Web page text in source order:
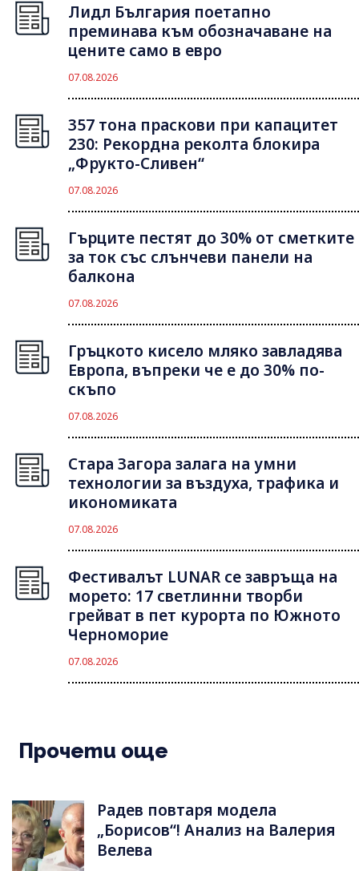
Лидл България поетапно
преминава към обозначаване на
цените само в евро
07.08.2026
357 тона праскови при капацитет
230: Рекордна реколта блокира
„Фрукто-Сливен“
07.08.2026
Гърците пестят до 30% от сметките
за ток със слънчеви панели на
балкона
07.08.2026
Гръцкото кисело мляко завладява
Европа, въпреки че е до 30% по-
скъпо
07.08.2026
Стара Загора залага на умни
технологии за въздуха, трафика и
икономиката
07.08.2026
Фестивалът LUNAR се завръща на
морето: 17 светлинни творби
грейват в пет курорта по Южното
Черноморие
07.08.2026
Прочети още
Радев повтаря модела
„Борисов“! Анализ на Валерия
Велева